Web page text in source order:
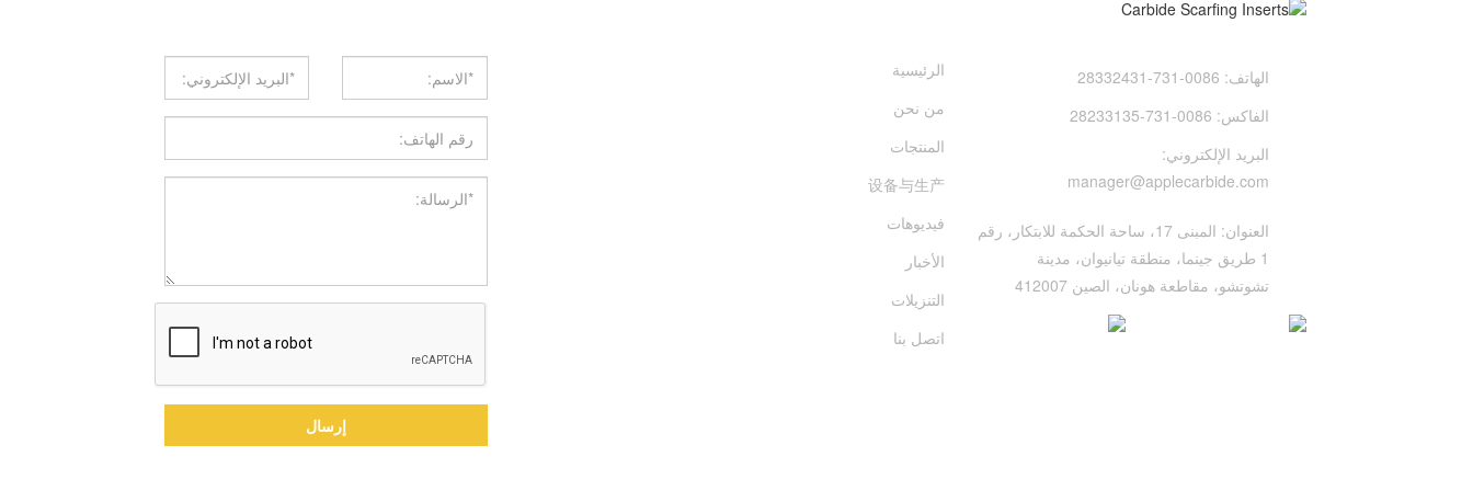
الهاتف: 0086-731-28332431
الفاكس: 0086-731-28233135
البريد الإلكتروني:
manager@applecarbide.com
العنوان:
المبنى 17، ساحة الحكمة للابتكار، رقم
1 طريق جينما، منطقة تيانيوان، مدينة
تشوتشو، مقاطعة هونان، الصين 412007
الرئيسية
من نحن
المنتجات
设备与生产
فيديوهات
الأخبار
التنزيلات
اتصل بنا
إرسال